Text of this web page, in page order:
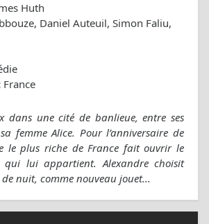
Huth
Daniel Auteuil, Simon Faliu,
France
dans une cité de banlieue, entre ses
femme Alice. Pour l’anniversaire de
le plus riche de France fait ouvrir le
lui appartient. Alexandre choisit
nuit, comme nouveau jouet...